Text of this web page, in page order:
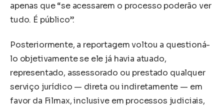
apenas que “se acessarem o processo poderão ver
tudo. É público”.
Posteriormente, a reportagem voltou a questioná-
lo objetivamente se ele já havia atuado,
representado, assessorado ou prestado qualquer
serviço jurídico — direta ou indiretamente — em
favor da Filmax, inclusive em processos judiciais,